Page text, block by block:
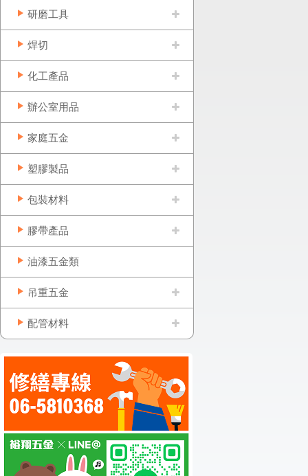
研磨工具
焊切
化工產品
辦公室用品
家庭五金
塑膠製品
包裝材料
膠帶產品
油漆五金類
吊重五金
配管材料